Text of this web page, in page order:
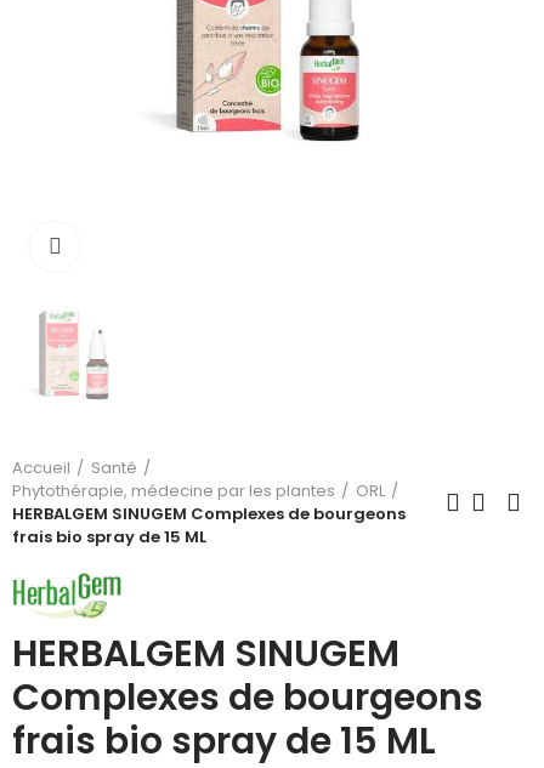
Accueil
Santé
Phytothérapie, médecine par les plantes
ORL
HERBALGEM SINUGEM Complexes de bourgeons
frais bio spray de 15 ML
HERBALGEM SINUGEM
Complexes de bourgeons
frais bio spray de 15 ML